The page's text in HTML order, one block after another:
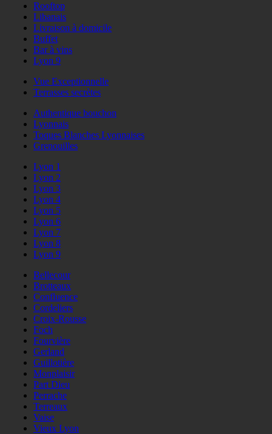
Rooftop
Libanais
Livraison à domicile
Buffet
Bar à vins
Lyon 9
Vue Exceptionnelle
Terrasses secrètes
Authentique bouchon
Lyonnais
Toques Blanches Lyonnaises
Grenouilles
Lyon 1
Lyon 2
Lyon 3
Lyon 4
Lyon 5
Lyon 6
Lyon 7
Lyon 8
Lyon 9
Bellecour
Brotteaux
Confluence
Cordeliers
Croix-Rousse
Foch
Fourvière
Gerland
Guillotière
Monplaisir
Part Dieu
Perrache
Terreaux
Vaise
Vieux Lyon